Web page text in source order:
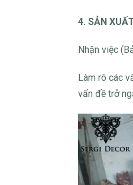
4. SẢN
Nhận việc
Làm rõ các
vấn đề trở